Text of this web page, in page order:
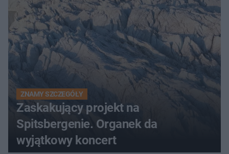
ZNAMY SZCZEGÓŁY
Zaskakujący projekt na
Spitsbergenie. Organek da
wyjątkowy koncert